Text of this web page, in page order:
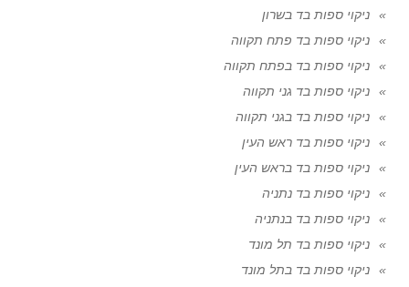
ניקוי ספות בד בשרון
ניקוי ספות בד פתח תקווה
ניקוי ספות בד בפתח תקווה
ניקוי ספות בד גני תקווה
ניקוי ספות בד בגני תקווה
ניקוי ספות בד ראש העין
ניקוי ספות בד בראש העין
ניקוי ספות בד נתניה
ניקוי ספות בד בנתניה
ניקוי ספות בד תל מונד
ניקוי ספות בד בתל מונד